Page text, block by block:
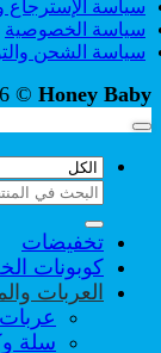
سياسة الإسترجاع
سياسة الخصوصية
سياسة الشحن
© Honey Baby
البحث
تخفيضات
كوبونات
العربات
سلة